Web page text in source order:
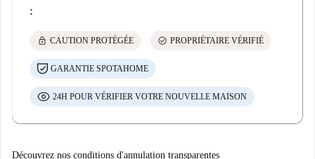
:
lock CAUTION PROTÉGÉE check_circle PROPRIÉTAIRE VÉRIFIÉ
GARANTIE SPOTAHOME
24H POUR VÉRIFIER VOTRE NOUVELLE MAISON
Découvrez nos conditions d'annulation transparentes